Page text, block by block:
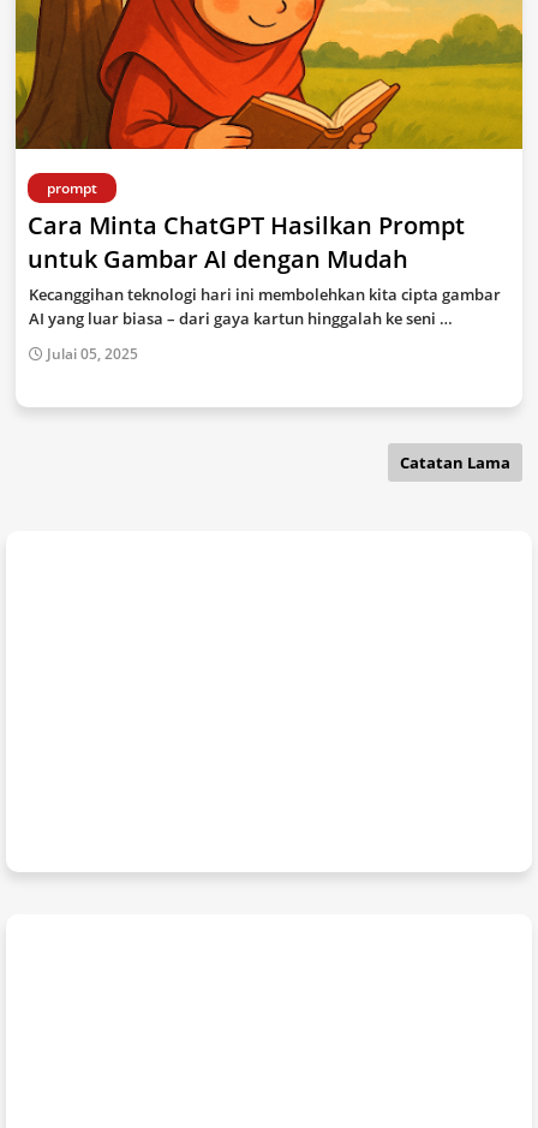
prompt
Cara Minta ChatGPT Hasilkan Prompt
untuk Gambar AI dengan Mudah
Kecanggihan teknologi hari ini membolehkan kita cipta gambar
AI yang luar biasa – dari gaya kartun hinggalah ke seni …
Julai 05, 2025
Catatan Lama